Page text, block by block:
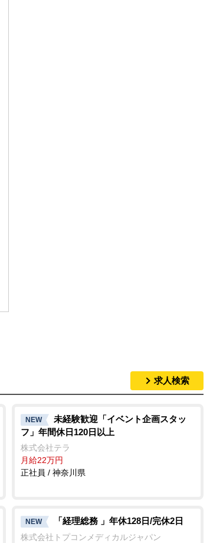
求人検索
NEW
未経験歓迎「イベント企画スタッ
フ」年間休日120日以上
株式会社テラ
月給22万円
正社員 / 神奈川県
NEW 「経理総務 」年休128日/完休2日
株式会社トプコンメディカルジャパン